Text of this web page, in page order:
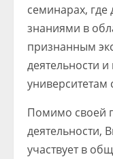
семинарах,
знаниями в
признанным
деятельности
университетам
Помимо своей
деятельности,
участвует в